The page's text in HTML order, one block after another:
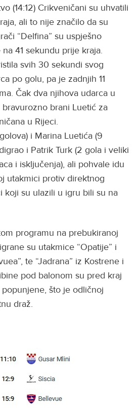
(14:12) Crikveničani su uhvatili
ali to nije značilo da su
“Delfina” su uspješno
41 sekundu prije kraja.
svih 30 sekundi svog
po golu, pa je zadnjih 11
Čak dva njihova udarca u
brani Luetić za
u Rijeci.
i Marina Luetića (9
i Patrik Turk (2 gola i veliki
i isključenja), ali pohvale idu
utakmici protiv direktnog
koji su ulazili u igru bili su na
programu na prebukiranoj
su utakmice “Opatije” i
te “Jadrana” iz Kostrene i
pod balonom su pred kraj
što je odličnoj
draž.